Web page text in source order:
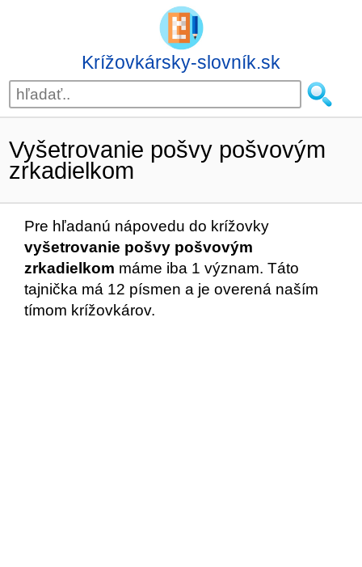
Krížovkársky-slovník.sk
Vyšetrovanie pošvy pošvovým
zrkadielkom
Pre hľadanú nápovedu do krížovky
vyšetrovanie pošvy pošvovým
zrkadielkom máme iba 1 význam. Táto
tajnička má 12 písmen a je overená naším
tímom krížovkárov.